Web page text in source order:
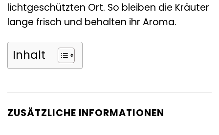
lichtgeschützten Ort. So bleiben die Kräuter
lange frisch und behalten ihr Aroma.
Inhalt
ZUSÄTZLICHE INFORMATIONEN